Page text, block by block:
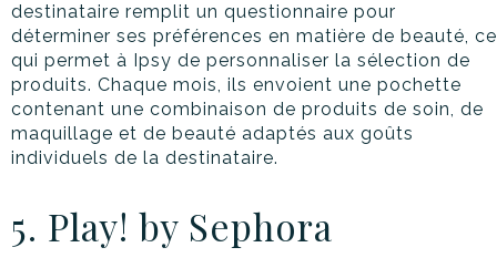
destinataire remplit un questionnaire pour
déterminer ses préférences en matière de beauté, ce
qui permet à Ipsy de personnaliser la sélection de
produits. Chaque mois, ils envoient une pochette
contenant une combinaison de produits de soin, de
maquillage et de beauté adaptés aux goûts
individuels de la destinataire.
5. Play! by Sephora